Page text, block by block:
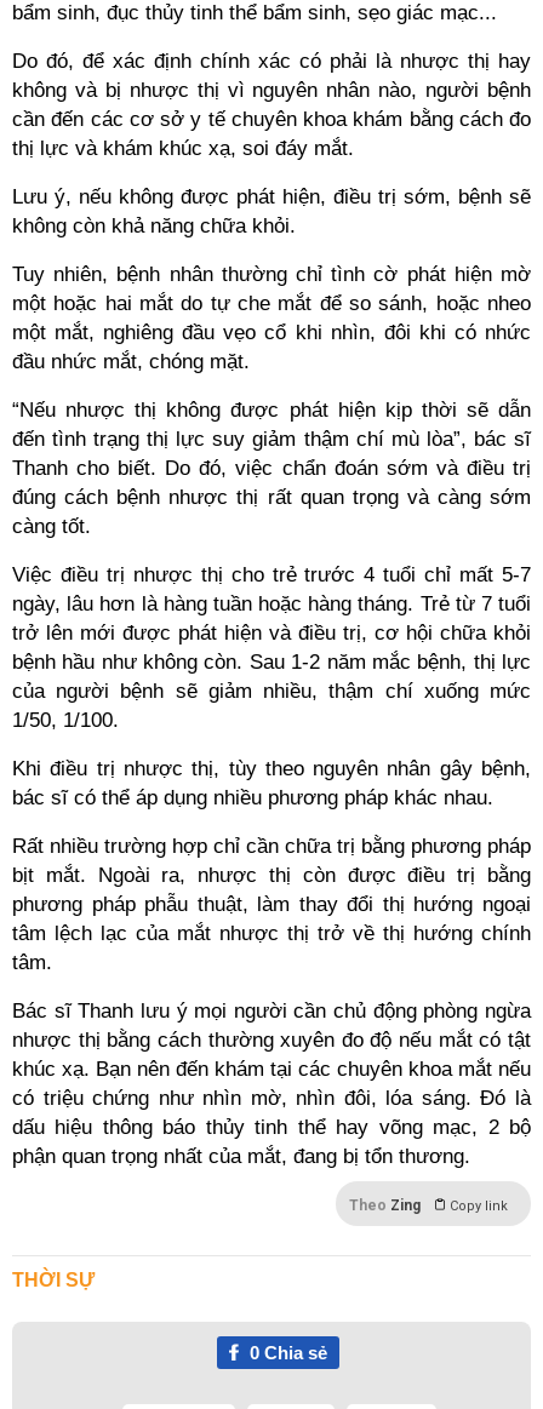
bẩm sinh, đục thủy tinh thể bẩm sinh, sẹo giác mạc...
Do đó, để xác định chính xác có phải là nhược thị hay
không và bị nhược thị vì nguyên nhân nào, người bệnh
cần đến các cơ sở y tế chuyên khoa khám bằng cách đo
thị lực và khám khúc xạ, soi đáy mắt.
Lưu ý, nếu không được phát hiện, điều trị sớm, bệnh sẽ
không còn khả năng chữa khỏi.
Tuy nhiên, bệnh nhân thường chỉ tình cờ phát hiện mờ
một hoặc hai mắt do tự che mắt để so sánh, hoặc nheo
một mắt, nghiêng đầu vẹo cổ khi nhìn, đôi khi có nhức
đầu nhức mắt, chóng mặt.
“Nếu nhược thị không được phát hiện kịp thời sẽ dẫn
đến tình trạng thị lực suy giảm thậm chí mù lòa”, bác sĩ
Thanh cho biết. Do đó, việc chẩn đoán sớm và điều trị
đúng cách bệnh nhược thị rất quan trọng và càng sớm
càng tốt.
Việc điều trị nhược thị cho trẻ trước 4 tuổi chỉ mất 5-7
ngày, lâu hơn là hàng tuần hoặc hàng tháng. Trẻ từ 7 tuổi
trở lên mới được phát hiện và điều trị, cơ hội chữa khỏi
bệnh hầu như không còn. Sau 1-2 năm mắc bệnh, thị lực
của người bệnh sẽ giảm nhiều, thậm chí xuống mức
1/50, 1/100.
Khi điều trị nhược thị, tùy theo nguyên nhân gây bệnh,
bác sĩ có thể áp dụng nhiều phương pháp khác nhau.
Rất nhiều trường hợp chỉ cần chữa trị bằng phương pháp
bịt mắt. Ngoài ra, nhược thị còn được điều trị bằng
phương pháp phẫu thuật, làm thay đổi thị hướng ngoại
tâm lệch lạc của mắt nhược thị trở về thị hướng chính
tâm.
Bác sĩ Thanh lưu ý mọi người cần chủ động phòng ngừa
nhược thị bằng cách thường xuyên đo độ nếu mắt có tật
khúc xạ. Bạn nên đến khám tại các chuyên khoa mắt nếu
có triệu chứng như nhìn mờ, nhìn đôi, lóa sáng. Đó là
dấu hiệu thông báo thủy tinh thể hay võng mạc, 2 bộ
phận quan trọng nhất của mắt, đang bị tổn thương.
Theo Zing Copy link
THỜI SỰ
0Chia sẻ